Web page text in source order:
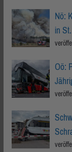
Nö:
in
Oö: